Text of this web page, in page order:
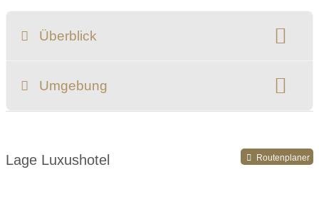
Überblick
Umgebung
Lage Luxushotel Routenplaner